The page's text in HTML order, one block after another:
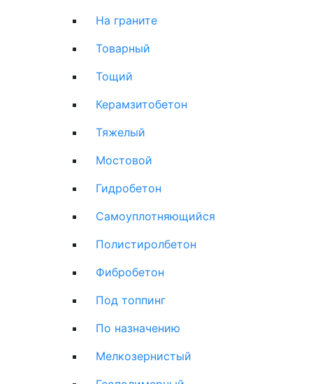
На граните
Товарный
Тощий
Керамзитобетон
Тяжелый
Мостовой
Гидробетон
Самоуплотняющийся
Полистиролбетон
Фибробетон
Под топпинг
По назначению
Мелкозернистый